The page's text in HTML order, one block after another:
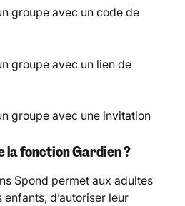
groupe avec un code de
groupe avec un lien de
groupe avec une invitation
la fonction Gardien ?
Spond permet aux adultes
d’autoriser leur